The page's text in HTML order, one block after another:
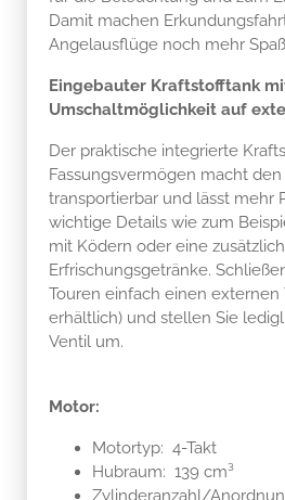
Damit machen
Angelausflüge noch mehr
Eingebauter Kraftstofftank
Umschaltmöglichkeit auf
Der praktische integrierte
Fassungsvermögen macht
transportierbar und lässt mehr
wichtige Details wie zum
mit Ködern oder eine
Erfrischungsgetränke.
Touren einfach einen externen
erhältlich) und stellen Sie
Ventil um.
Motor:
Motortyp: 4-Takt
Hubraum: 139 cm³
Zylinderanzahl/